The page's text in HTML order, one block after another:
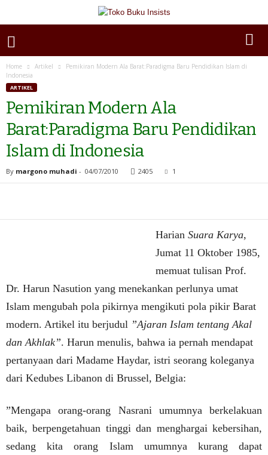
Home Artikel
Pemikiran Modern Ala Barat:Paradigma Baru Pendidikan Islam di
Indonesia
ARTIKEL
Pemikiran Modern Ala
Barat:Paradigma Baru Pendidikan
Islam di Indonesia
By margono muhadi - 04/07/2010 2405 1
Harian Suara Karya,
Jumat 11 Oktober 1985,
memuat tulisan Prof.
Dr. Harun Nasution yang menekankan perlunya umat
Islam mengubah pola pikirnya mengikuti pola pikir Barat
modern. Artikel itu berjudul ”Ajaran Islam tentang Akal
dan Akhlak”. Harun menulis, bahwa ia pernah mendapat
pertanyaan dari Madame Haydar, istri seorang koleganya
dari Kedubes Libanon di Brussel, Belgia:
”Mengapa orang-orang Nasrani umumnya berkelakuan
baik, berpengetahuan tinggi dan menghargai kebersihan,
sedang kita orang Islam umumnya kurang dapat